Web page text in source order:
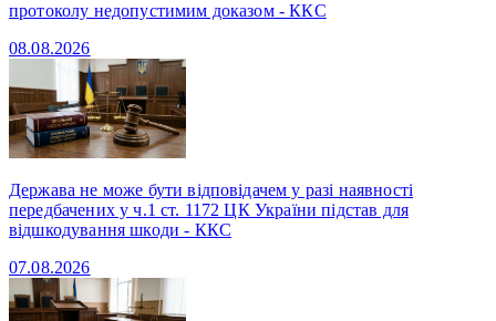
протоколу недопустимим доказом - ККС
08.08.2026
Держава не може бути відповідачем у разі наявності
передбачених у ч.1 ст. 1172 ЦК України підстав для
відшкодування шкоди - ККС
07.08.2026